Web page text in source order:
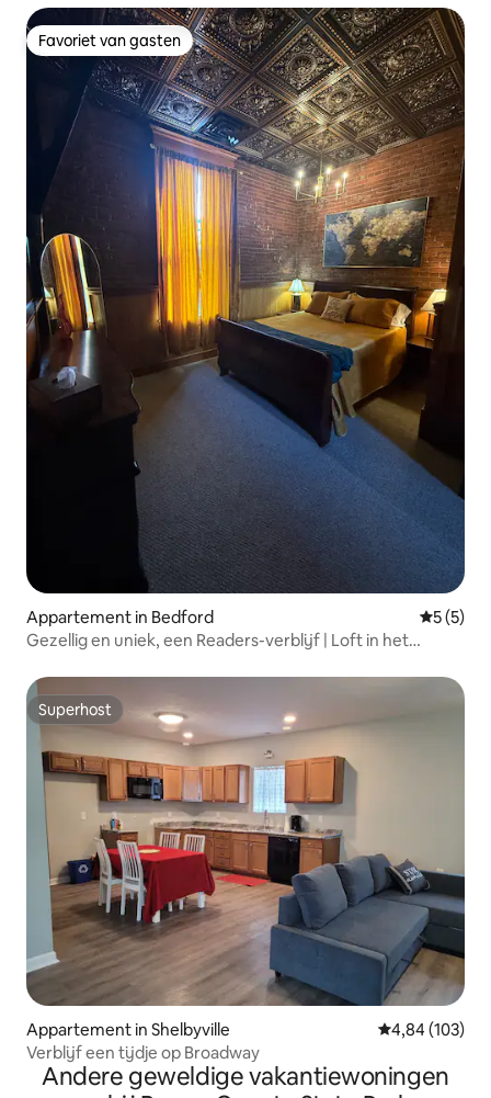
Favoriet van gasten
Favoriet van gasten
Appartement in Bedford
5 (5)
Gezellig en uniek, een Readers-verblijf | Loft in het
Superhost
Superhost
Appartement in Shelbyville Gemiddelde
4,84 (103)
Verblijf een tijdje op Broadway
Andere geweldige vakantiewoningen